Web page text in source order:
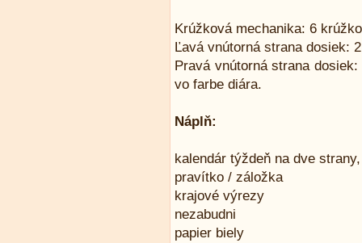
Krúžková mechanika: 6
Ľavá vnútorná strana dosiek:
Pravá vnútorná strana
vo farbe diára.
Náplň:
kalendár týždeň na dve
pravítko / záložka
krajové výrezy
nezabudni
papier biely